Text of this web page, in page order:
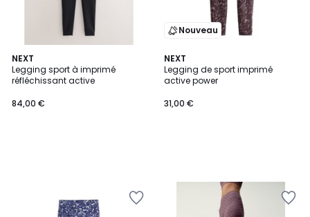
NEXT
Legging sport à imprimé
réfléchissant active
84,00 €
Nouveau
NEXT
Legging de sport imprimé
active power
31,00 €